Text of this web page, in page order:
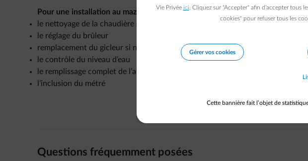
Pour une installation au mazout :
le nettoyage de la chaudière (brûleur, chambre de combustion, boîte à fumée
le réglage du brûleur
remplacement du gicleur si nécessaire
le contrôle du niveau d’eau
le remplissage complet de l’attestation légale de nettoyage et de combustion
l’inclusion du métré
Questions fréquemment posées
Vie Privée ici . Cliquez sur "Accepter" afin d’accepter
cookies" pour refuser tous les
Gérer vos cookies
Cette bannière fait l’objet de